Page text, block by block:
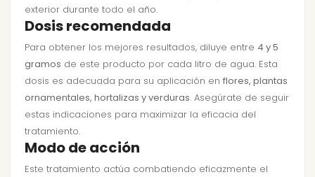
exterior durante todo el año.
Dosis recomendada
Para obtener los mejores resultados, diluye entre 4 y 5
gramos de este producto por cada litro de agua. Esta
dosis es adecuada para su aplicación en flores, plantas
ornamentales, hortalizas y verduras. Asegúrate de seguir
estas indicaciones para maximizar la eficacia del
tratamiento.
Modo de acción
Este tratamiento actúa combatiendo eficazmente el